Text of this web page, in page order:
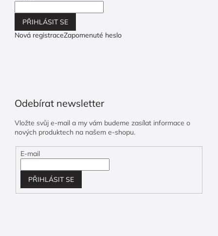
PŘIHLÁSIT SE
Nová registraceZapomenuté heslo
Odebírat newsletter
Vložte svůj e-mail a my vám budeme zasílat informace o
nových produktech na našem e-shopu.
E-mail
PŘIHLÁSIT SE